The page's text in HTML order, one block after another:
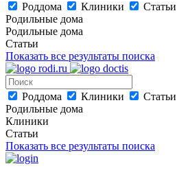
Роддома Клиники
Статьи
Родильные дома
Родильные дома
Статьи
Показать все результаты поиска
Роддома Клиники
Статьи
Родильные дома
Клиники
Статьи
Показать все результаты поиска